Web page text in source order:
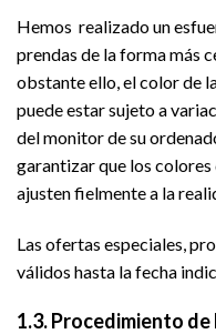
Hemos realizado un
prendas de la forma más
obstante ello, el color de
puede estar sujeto a
del monitor de su
garantizar que los colores
ajusten fielmente a la
Las ofertas especiales,
válidos hasta la fecha
1.3. Procedimiento de